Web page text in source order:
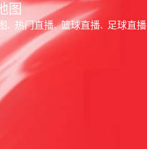
图
热门直播 篮球直播 足球直播